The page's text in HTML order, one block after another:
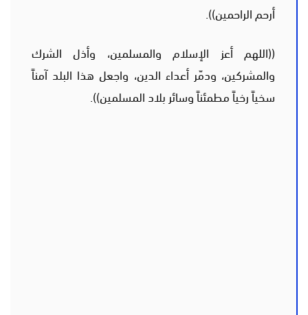
أرحم الراحمين)).
((اللهم أعز الإسلام والمسلمين، وأذل الشرك
والمشركين، ودمّر أعداء الدين، واجعل هذا البلد آمناً
سخياً رخياً مطمئناً وسائر بلاد المسلمين)).